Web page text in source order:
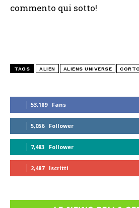
53,189 Fans
5,056 Follower
7,483 Follower
2,487 Iscritti
commento qui sotto!
TAGS ALIEN ALIENS UNIVERSE CORTO